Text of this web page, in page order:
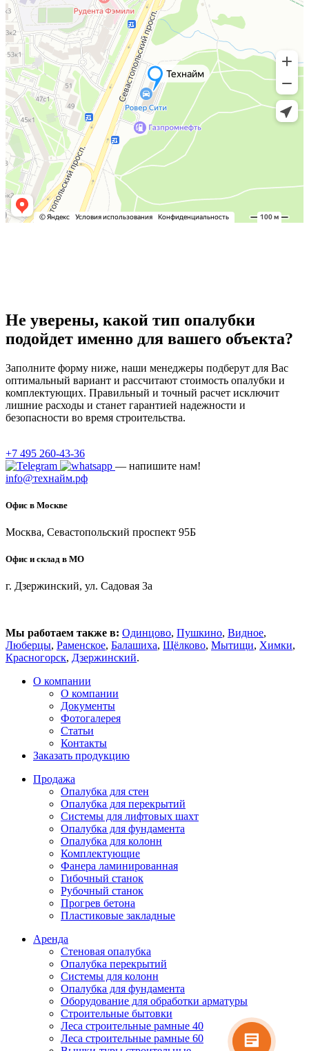
Не уверены, какой тип опалубки
подойдет именно для вашего объекта?
Заполните форму ниже, наши менеджеры подберут для Вас
оптимальный вариант и рассчитают стоимость опалубки и
комплектующих. Правильный и точный расчет исключит
лишние расходы и станет гарантией надежности и
безопасности во время строительства.
+7 495 260-43-36
— напишите нам!
info@технайм.рф
Офис в Москве
Москва, Севастопольский проспект 95Б
Офис и склад в МО
г. Дзержинский, ул. Садовая 3а
Мы работаем также в: Одинцово, Пушкино, Видное,
Люберцы, Раменское, Балашиха, Щёлково, Мытищи, Химки,
Красногорск, Дзержинский.
О компании
О компании
Документы
Фотогалерея
Статьи
Контакты
Заказать продукцию
Продажа
Опалубка для стен
Опалубка для перекрытий
Системы для лифтовых шахт
Опалубка для фундамента
Опалубка для колонн
Комплектующие
Фанера ламинированная
Гибочный станок
Рубочный станок
Прогрев бетона
Пластиковые закладные
Аренда
Стеновая опалубка
Опалубка перекрытий
Системы для колонн
Опалубка для фундамента
Оборудование для обработки арматуры
Строительные бытовки
Леса строительные рамные 40
Леса строительные рамные 60